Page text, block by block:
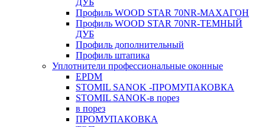
Профиль WOOD STAR 70NR-МАХАГОН
Профиль WOOD STAR 70NR-ТЕМНЫЙ
ДУБ
Профиль дополнительный
Профиль штапика
Уплотнители профессиональные оконные
EPDM
STOMIL SANOK -ПРОМУПАКОВКА
STOMIL SANOK-в порез
в порез
ПРОМУПАКОВКА